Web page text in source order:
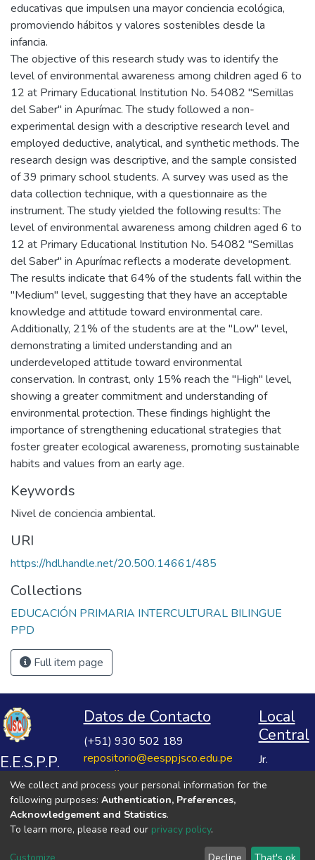
educativas que impulsen una mayor conciencia ecológica,
promoviendo hábitos y valores sostenibles desde la
infancia.
The objective of this research study was to identify the
level of environmental awareness among children aged 6 to
12 at Primary Educational Institution No. 54082 "Semillas
del Saber" in Apurímac. The study followed a non-
experimental design with a descriptive research level and
employed deductive, analytical, and synthetic methods. The
research design was descriptive, and the sample consisted
of 39 primary school students. A survey was used as the
data collection technique, with a questionnaire as the
instrument. The study yielded the following results: The
level of environmental awareness among children aged 6 to
12 at Primary Educational Institution No. 54082 "Semillas
del Saber" in Apurímac reflects a moderate development.
The results indicate that 64% of the students fall within the
"Medium" level, suggesting that they have an acceptable
knowledge and attitude toward environmental care.
Additionally, 21% of the students are at the "Low" level,
demonstrating a limited understanding and an
underdeveloped attitude toward environmental
conservation. In contrast, only 15% reach the "High" level,
showing a greater commitment and understanding of
environmental protection. These findings highlight the
importance of strengthening educational strategies that
foster greater ecological awareness, promoting sustainable
habits and values from an early age.
Keywords
Nivel de conciencia ambiental.
URI
https://hdl.handle.net/20.500.14661/485
Collections
EDUCACIÓN PRIMARIA INTERCULTURAL BILINGUE
PPD
Full item page
E.E.S.P.P.
José
Salvador
Cavero
Ovalle
Datos de Contacto
(+51) 930 502 189
repositorio@eesppjsco.edu.pe
https://repositorio.eesppjsco.edu.pe
Local
Central
Jr.
No 624
VER MIS ESTADÍSTICAS
We collect and process your personal information for the
following purposes: Authentication, Preferences,
Acknowledgement and Statistics.
To learn more, please read our privacy policy.